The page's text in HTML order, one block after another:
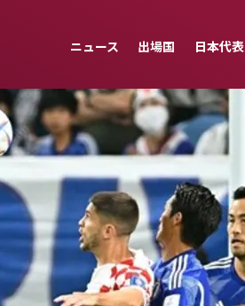
ニュース 出場国 日本代表